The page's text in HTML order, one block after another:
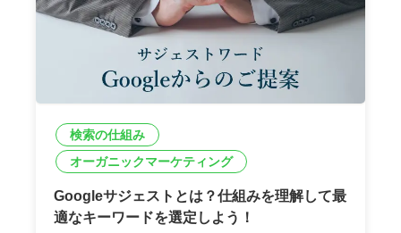
検索の仕組み
オーガニックマーケティング
Googleサジェストとは？仕組みを理解して最
適なキーワードを選定しよう！